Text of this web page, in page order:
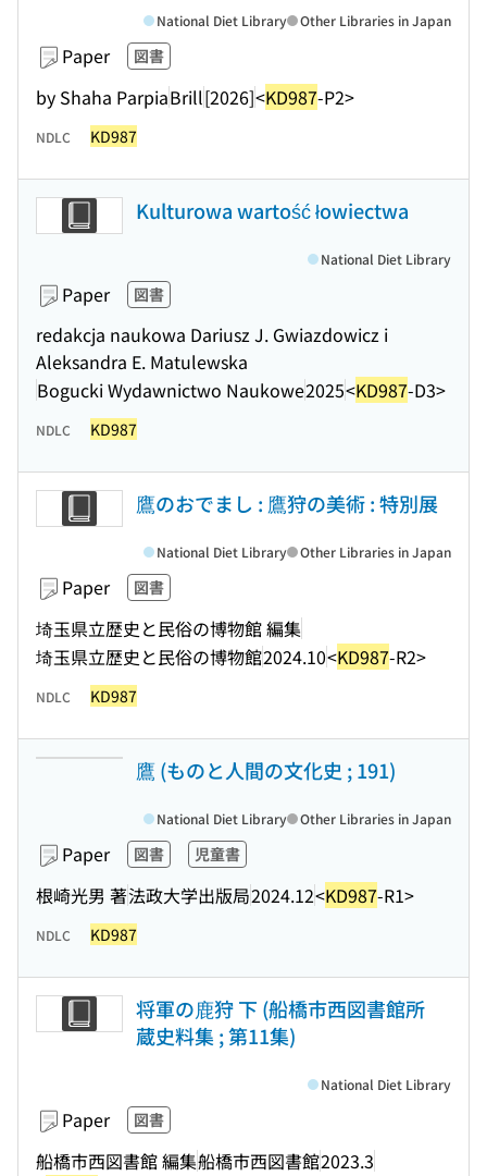
Paper 図書
by Shaha ParpiaBrill[2026]<KD987-P2>
National Diet Library Other Libraries in Japan
NDLC KD987
Kulturowa wartość łowiectwa
Paper 図書
redakcja naukowa Dariusz J. Gwiazdowicz i
Aleksandra E. Matulewska
Bogucki Wydawnictwo Naukowe2025<KD987-D3>
National Diet Library
NDLC KD987
鷹のおでまし : 鷹狩の美術 : 特別展
Paper 図書
埼玉県立歴史と民俗の博物館 編集
埼玉県立歴史と民俗の博物館2024.10<KD987-R2>
National Diet Library Other Libraries in Japan
NDLC KD987
鷹 (ものと人間の文化史 ; 191)
Paper 図書 児童書
根崎光男 著法政大学出版局2024.12<KD987-R1>
National Diet Library Other Libraries in Japan
NDLC KD987
将軍の鹿狩 下 (船橋市西図書館所
蔵史料集 ; 第11集)
Paper 図書
船橋市西図書館 編集船橋市西図書館2023.3
National Diet Library